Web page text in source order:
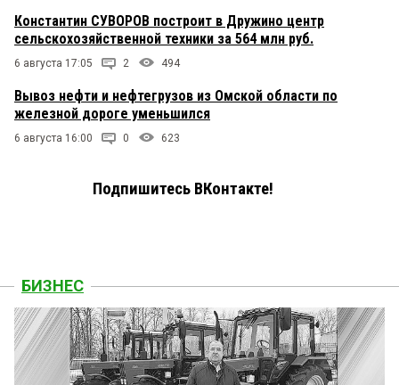
Константин СУВОРОВ построит в Дружино центр
сельскохозяйственной техники за 564 млн руб.
6 августа 17:05 2 494
Вывоз нефти и нефтегрузов из Омской области по
железной дороге уменьшился
6 августа 16:00 0 623
Подпишитесь ВКонтакте!
БИЗНЕС